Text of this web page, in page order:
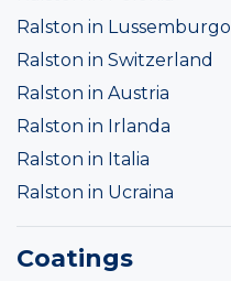
Ralston in Lussemburgo
Ralston in Switzerland
Ralston in Austria
Ralston in Irlanda
Ralston in Italia
Ralston in Ucraina
Coatings